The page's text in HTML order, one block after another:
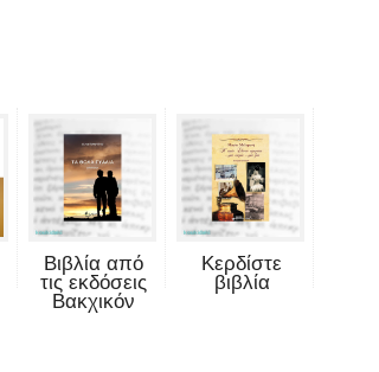
Βιβλία από
τις εκδόσεις
Βακχικόν
Κερδίστε
βιβλία